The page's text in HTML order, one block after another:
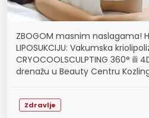
ZBOGOM masnim naslagama!
LIPOSUKCIJU: Vakumska
CRYOCOOLSCULPTING 360° ili
drenažu u Beauty Centru
Zdravlje